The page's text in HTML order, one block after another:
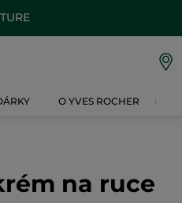
O YVES ROCHER
na ruce